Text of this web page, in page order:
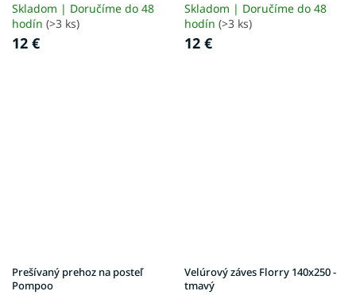
Skladom | Doručíme do 48
hodín (>3 ks)
12 €
Skladom | Doručíme do 48
hodín (>3 ks)
12 €
Prešívaný prehoz na posteľ
Pompoo
Velúrový záves Florry 140x250 -
tmavý